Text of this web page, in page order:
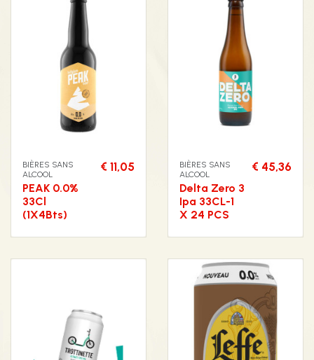
BIÈRES SANS
ALCOOL
PEAK 0.0%
33Cl
(1X4Bts)
€ 11,05
BIÈRES SANS
ALCOOL
Delta Zero 3
Ipa 33CL-1
X 24 PCS
€ 45,36